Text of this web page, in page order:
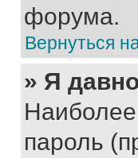
форума.
Вернуться
» Я
пароль